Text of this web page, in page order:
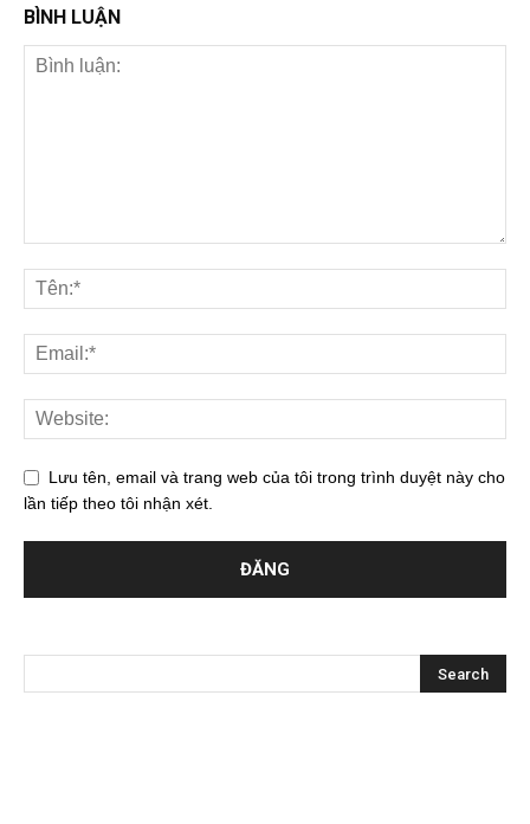
BÌNH LUẬN
Lưu tên, email và trang web của tôi trong trình duyệt này cho
lần tiếp theo tôi nhận xét.